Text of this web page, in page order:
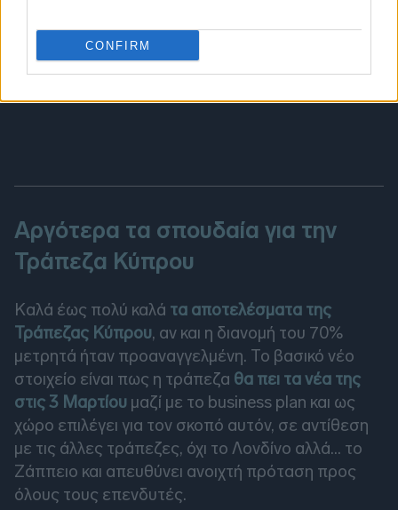
CONFIRM
Αργότερα τα σπουδαία για την
Τράπεζα Κύπρου
Καλά έως πολύ καλά τα αποτελέσματα της
Τράπεζας Κύπρου, αν και η διανομή του 70%
μετρητά ήταν προαναγγελμένη. Το βασικό νέο
στοιχείο είναι πως η τράπεζα θα πει τα νέα της
στις 3 Μαρτίου μαζί με το business plan και ως
χώρο επιλέγει για τον σκοπό αυτόν, σε αντίθεση
με τις άλλες τράπεζες, όχι το Λονδίνο αλλά... το
Ζάππειο και απευθύνει ανοιχτή πρόταση προς
όλους τους επενδυτές.